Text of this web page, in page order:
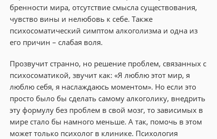
бренности мира, отсутствие смысла существования,
чувство вины и нелюбовь к себе. Также
психосоматический симптом алкоголизма и одна из
его причин – слабая воля.
Прозвучит странно, но решение проблем, связанных с
психосоматикой, звучит как: «Я люблю этот мир, я
люблю себя, я наслаждаюсь моментом». Но если это
просто было бы сделать самому алкоголику, внедрить
эту формулу без проблем в свой мозг, то зависимых в
мире стало бы намного меньше. А так, помочь в этом
может только психолог в клинике. Психология